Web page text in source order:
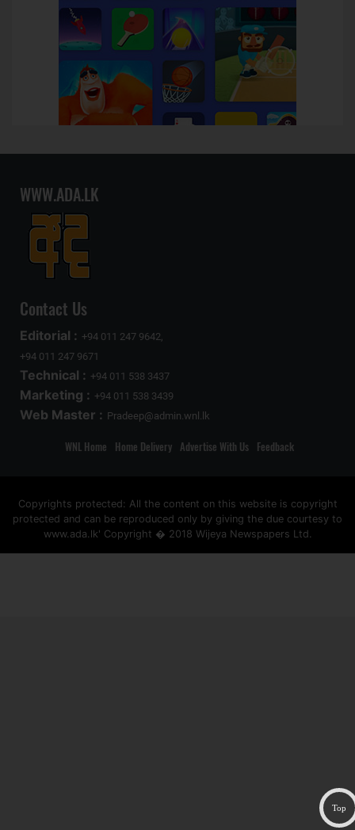
Top
WWW.ADA.LK
Contact Us
Editorial : +94 011 247 9642,
+94 011 247 9671
Technical : +94 011 538 3437
Marketing : +94 011 538 3439
Web Master : Pradeep@admin.wnl.lk
WNL Home Home Delivery Advertise With Us Feedback
Copyrights protected: All the content on this website is copyright
protected and can be reproduced only by giving the due courtesy to
www.ada.lk' Copyright � 2018 Wijeya Newspapers Ltd.